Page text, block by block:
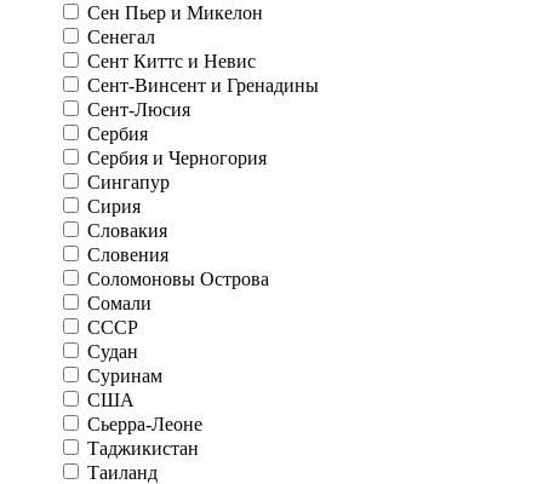
Сен Пьер и Микелон
Сенегал
Сент Киттс и Невис
Сент-Винсент и Гренадины
Сент-Люсия
Сербия
Сербия и Черногория
Сингапур
Сирия
Словакия
Словения
Соломоновы Острова
Сомали
СССР
Судан
Суринам
США
Сьерра-Леоне
Таджикистан
Таиланд